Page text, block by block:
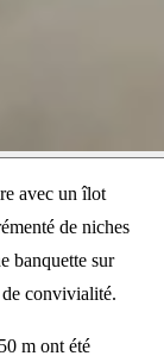
avec un îlot
de niches
banquette sur
de convivialité.
m ont été